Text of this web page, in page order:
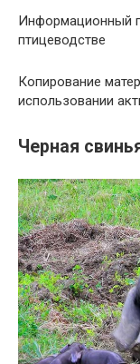
Информационный
птицеводстве
Копирование
использовании
Черная